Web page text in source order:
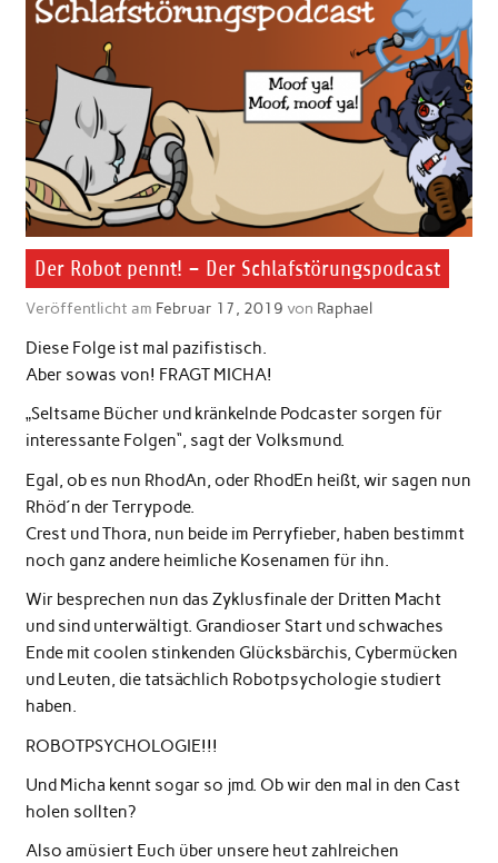
Der Robot pennt! – Der Schlafstörungspodcast
Veröffentlicht am Februar 17, 2019 von Raphael
Diese Folge ist mal pazifistisch.
Aber sowas von! FRAGT MICHA!
„Seltsame Bücher und kränkelnde Podcaster sorgen für
interessante Folgen“, sagt der Volksmund.
Egal, ob es nun RhodAn, oder RhodEn heißt, wir sagen nun
Rhöd´n der Terrypode.
Crest und Thora, nun beide im Perryfieber, haben bestimmt
noch ganz andere heimliche Kosenamen für ihn.
Wir besprechen nun das Zyklusfinale der Dritten Macht
und sind unterwältigt. Grandioser Start und schwaches
Ende mit coolen stinkenden Glücksbärchis, Cybermücken
und Leuten, die tatsächlich Robotpsychologie studiert
haben.
ROBOTPSYCHOLOGIE!!!
Und Micha kennt sogar so jmd. Ob wir den mal in den Cast
holen sollten?
Also amüsiert Euch über unsere heut zahlreichen